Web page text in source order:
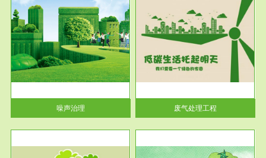
噪声治理
服务范围
废气处理工程
废气处理工程